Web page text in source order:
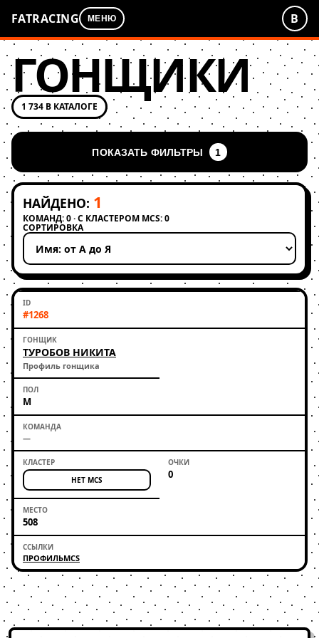
FATRACING МЕНЮ В
ГОНЩИКИ
1 734 В КАТАЛОГЕ
ПОКАЗАТЬ ФИЛЬТРЫ 1
НАЙДЕНО: 1
КОМАНД: 0 · С КЛАСТЕРОМ MCS: 0
СОРТИРОВКА
Применить сортировку
#1268
ТУРОБОВ НИКИТА
Профиль гонщика
М
—
НЕТ MCS 0
508
ПРОФИЛЬMCS